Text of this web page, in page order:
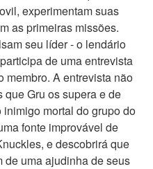
experimentam suas
as primeiras missões.
seu líder - o lendário
de uma entrevista
membro. A entrevista não
Gru os supera e de
mortal do grupo do
fonte improvável de
e descobrirá que
de uma ajudinha de seus